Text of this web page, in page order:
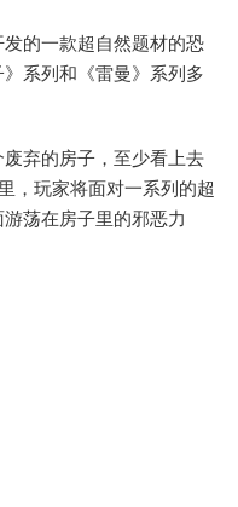
发的一款超自然题材的恐
系列和《雷曼》系列多
废弃的房子，至少看上去
，玩家将面对一系列的超
荡在房子里的邪恶力